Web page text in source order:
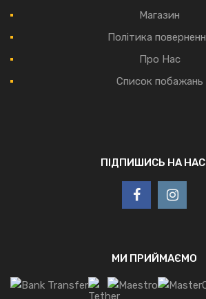
Магазин
Політика
Про Нас
Список побажань
ПІДПИШИСЬ НА
МИ ПРИЙМАЄМО